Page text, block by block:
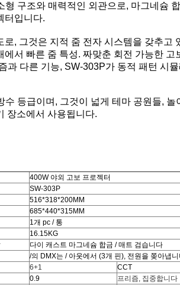
형 구조와 매력적인 외관으로, 마그네슘
터입니다.
로, 그것은 지적 줌 전자 시스템을 갖추고
에서 빠른 줌 특성. 짜맞춘 회전 가능한
과 다른 기능, SW-303P가 동적 패턴 시
수 등급이며, 그것이 넓게 테마 공원들,
장소에서 사용됩니다.
400W 야외 고보 프로젝터
SW-303P
516*318*200MM
685*440*315MM
1개 pc / 통
16.15KG
다이 캐스트 마그네슘 합금 / 매트 검습니다
/의 DMX는 / 아웃에서 (3개 핀), 전원을 쫒아냅
6+1 CCT
0.9
프리즘, 집중합니다